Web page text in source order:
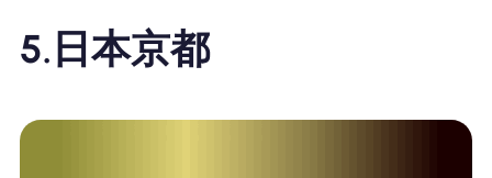
5.日本京都